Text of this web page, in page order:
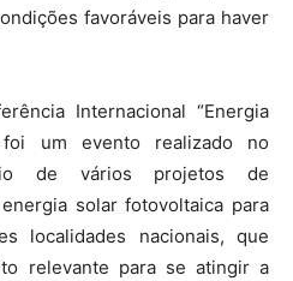
favoráveis para haver
Internacional “Energia
um evento realizado no
de vários projetos de
solar fotovoltaica para
localidades nacionais, que
relevante para se atingir a